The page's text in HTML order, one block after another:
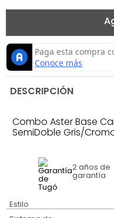
DESCRIPCIÓN
Combo Aster Base
SemiDoble Gris/
2 años de
garantía
Estilo